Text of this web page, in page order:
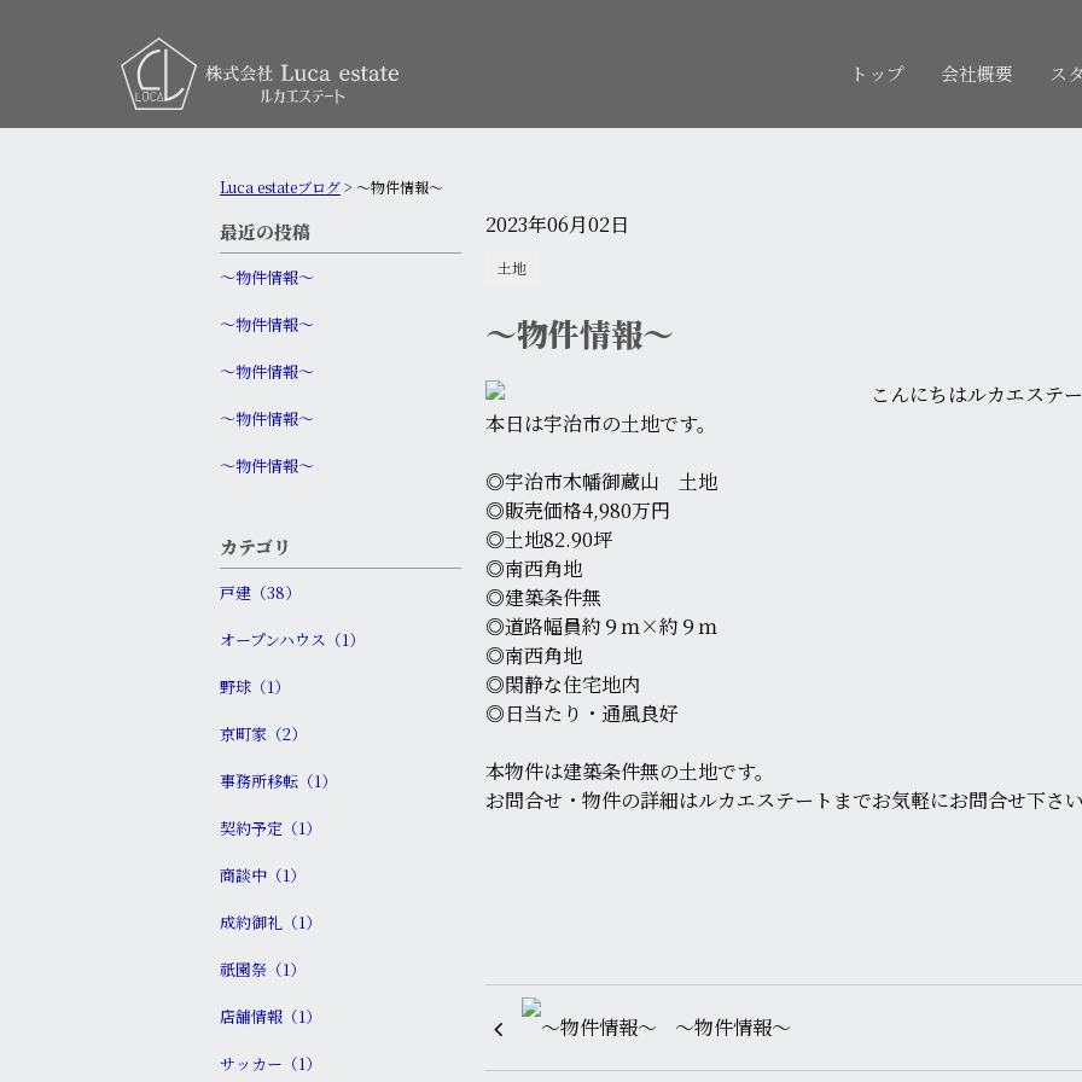
トップ 会社概要 ス
Luca estateブログ> ～物件情報～
最近の投稿
〜物件情報〜
〜物件情報〜
〜物件情報〜
〜物件情報〜
〜物件情報〜
カテゴリ
戸建（38）
オープンハウス（1）
野球（1）
京町家（2）
事務所移転（1）
契約予定（1）
商談中（1）
成約御礼（1）
祇園祭（1）
店舗情報（1）
サッカー（1）
2023年06月02日
土地
～物件情報～
こんにちはルカエステー
本日は宇治市の土地です。
◎宇治市木幡御蔵山 土地
◎販売価格4,980万円
◎土地82.90坪
◎南西角地
◎建築条件無
◎道路幅員約９ｍ×約９ｍ
◎南西角地
◎閑静な住宅地内
◎日当たり・通風良好
本物件は建築条件無の土地です。
お問合せ・物件の詳細はルカエステートまでお気軽にお問合せ下さい
～物件情報～